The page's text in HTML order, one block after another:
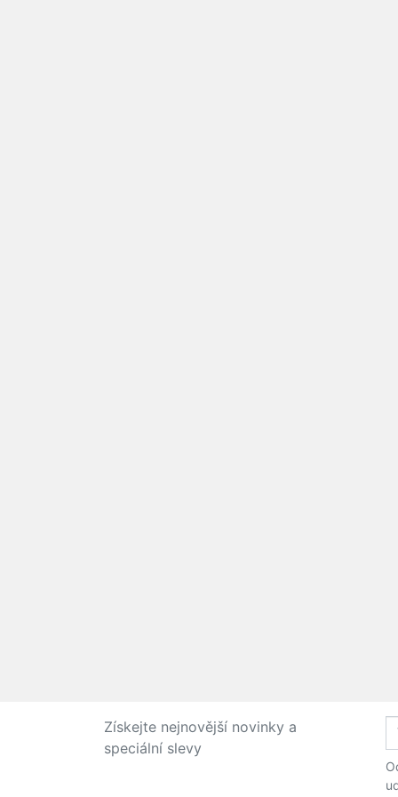
Získejte nejnovější novinky a
speciální slevy